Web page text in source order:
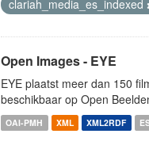
clariah_media_es_indexed
Open Images - EYE
EYE plaatst meer dan 150
beschikbaar op Open
OAI-PMH XML XML2RDF